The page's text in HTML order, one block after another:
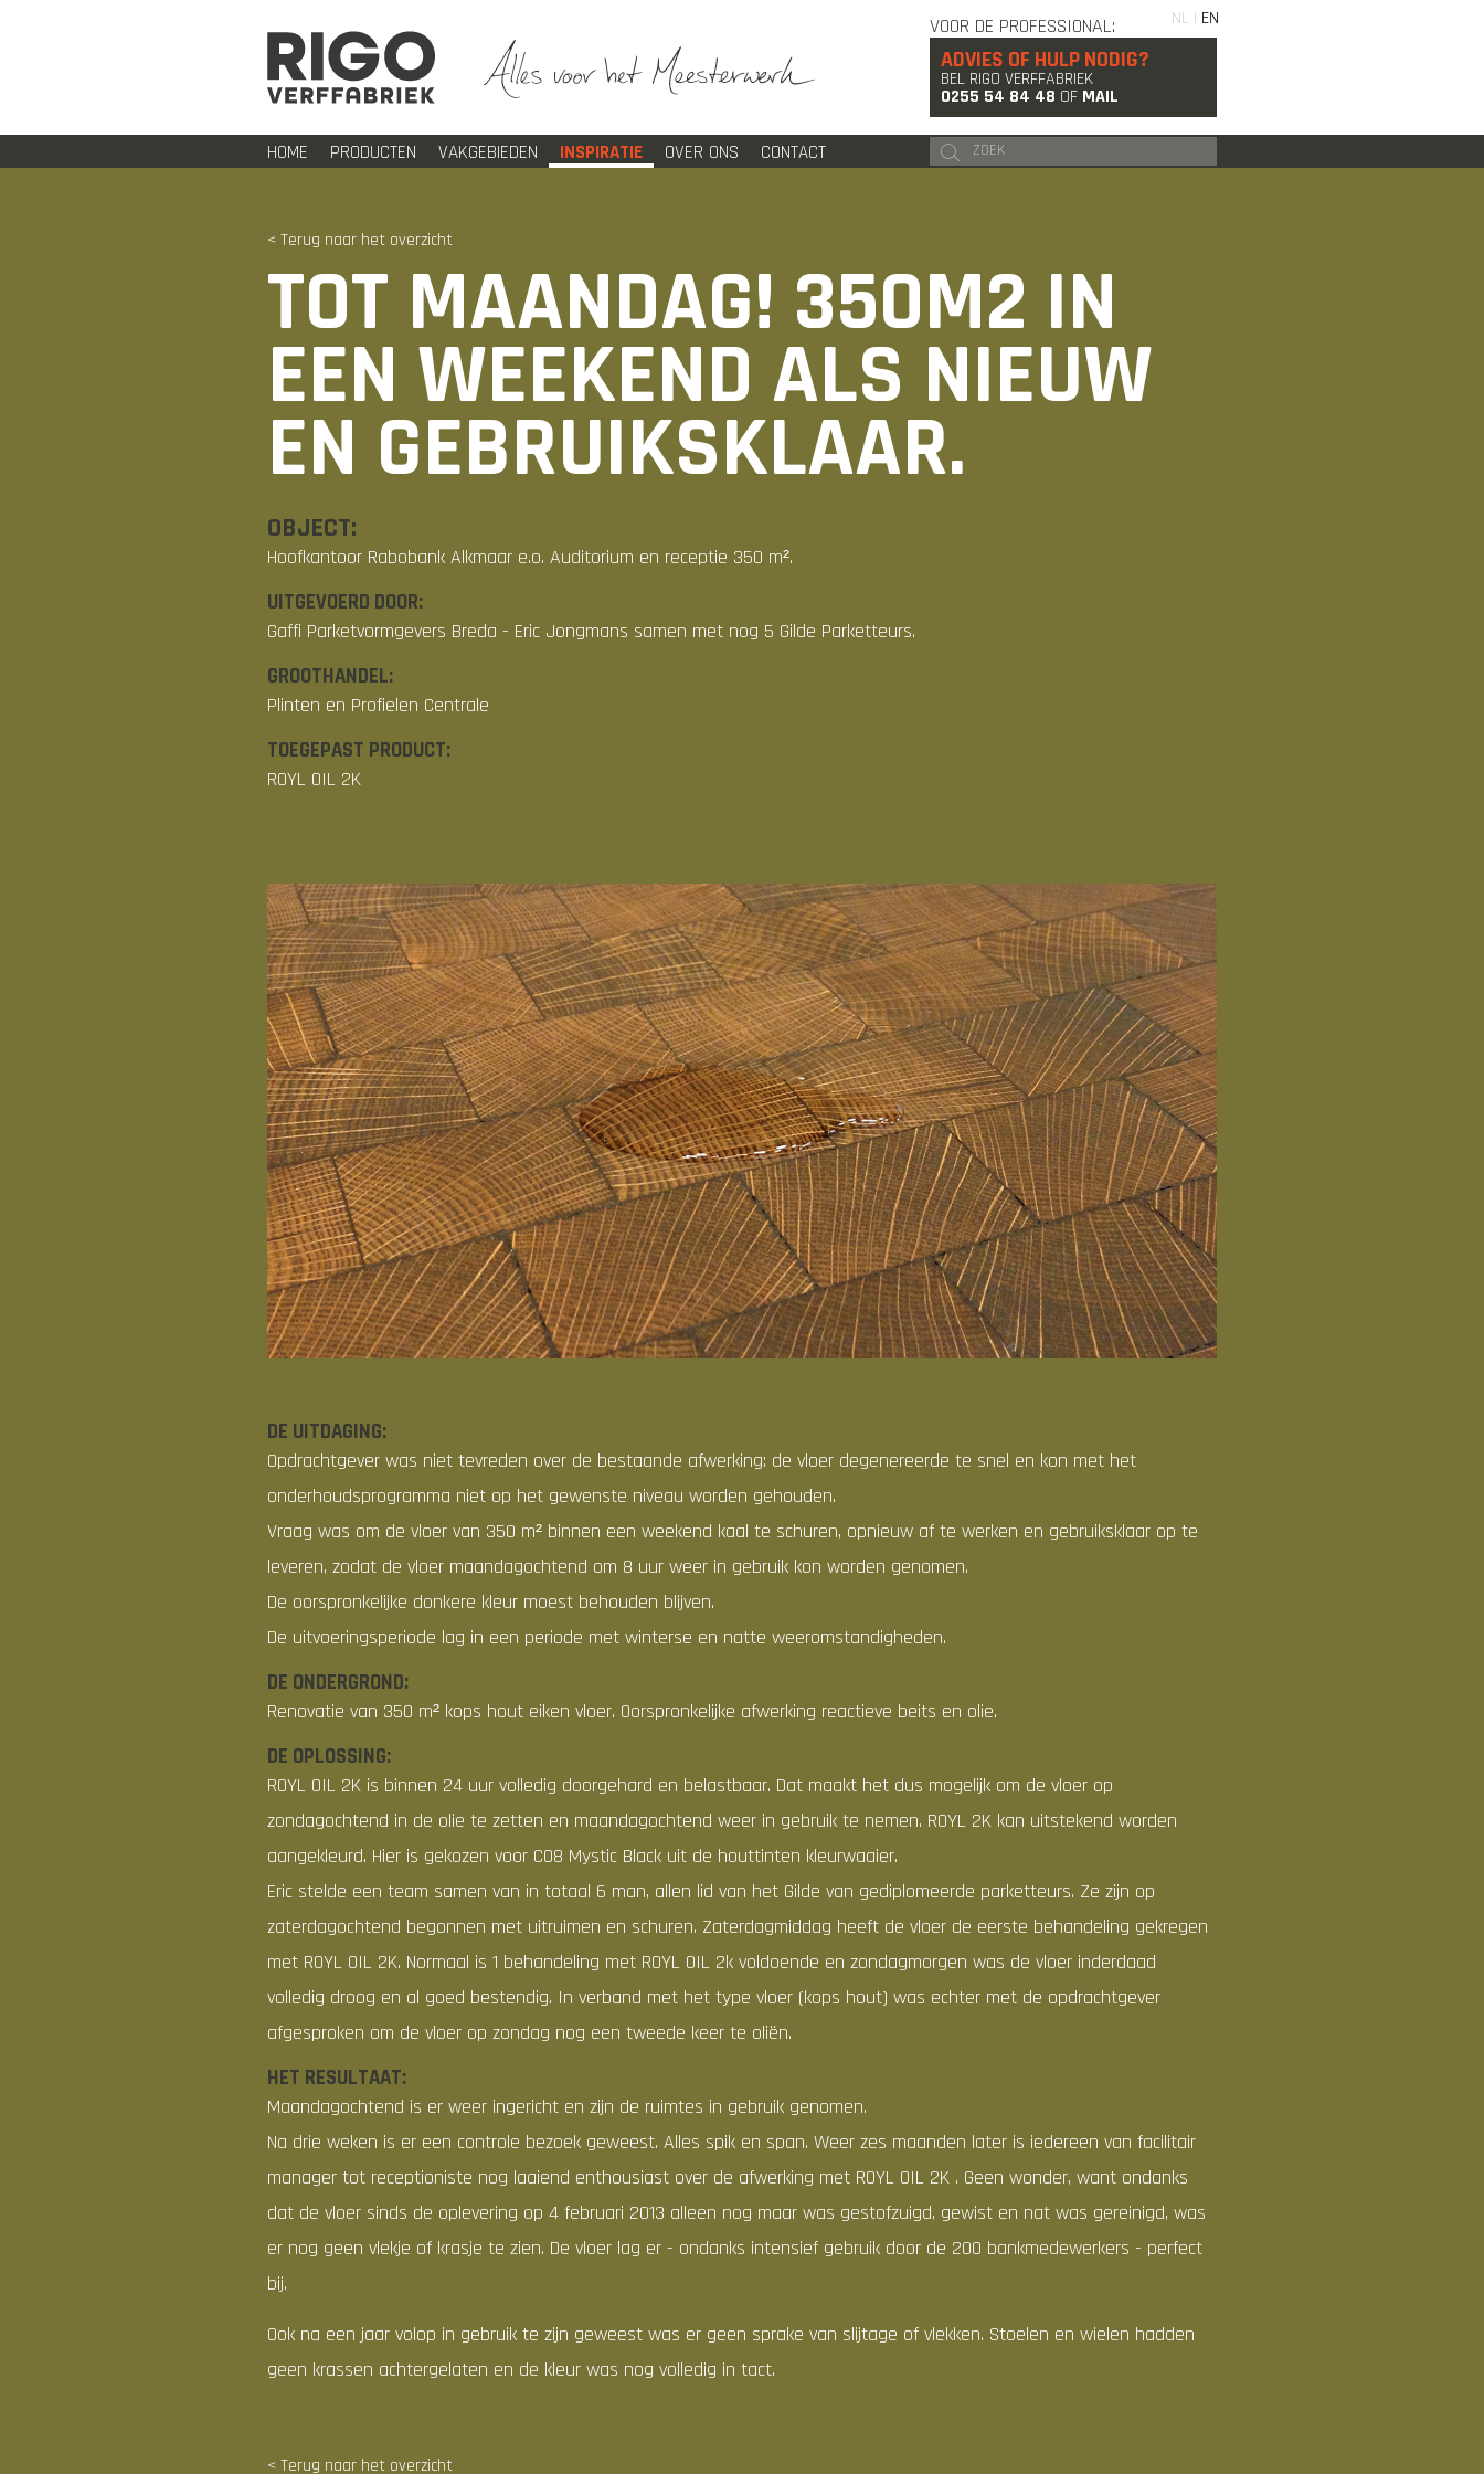
NL | EN
VOOR DE PROFESSIONAL:
ADVIES OF HULP NODIG?
BEL RIGO VERFFABRIEK
0255 54 84 48 OF MAIL
HOME PRODUCTEN VAKGEBIEDEN INSPIRATIE OVER ONS CONTACT
< Terug naar het overzicht
TOT MAANDAG! 350M2 IN
EEN WEEKEND ALS NIEUW
EN GEBRUIKSKLAAR.
OBJECT:
Hoofkantoor Rabobank Alkmaar e.o. Auditorium en receptie 350 m².
UITGEVOERD DOOR:
Gaffi Parketvormgevers Breda - Eric Jongmans samen met nog 5 Gilde Parketteurs.
GROOTHANDEL:
Plinten en Profielen Centrale
TOEGEPAST PRODUCT:
ROYL OIL 2K
DE UITDAGING:
Opdrachtgever was niet tevreden over de bestaande afwerking: de vloer degenereerde te snel en kon met het
onderhoudsprogramma niet op het gewenste niveau worden gehouden.
Vraag was om de vloer van 350 m² binnen een weekend kaal te schuren, opnieuw af te werken en gebruiksklaar op te
leveren, zodat de vloer maandagochtend om 8 uur weer in gebruik kon worden genomen.
De oorspronkelijke donkere kleur moest behouden blijven.
De uitvoeringsperiode lag in een periode met winterse en natte weeromstandigheden.
DE ONDERGROND:
Renovatie van 350 m² kops hout eiken vloer. Oorspronkelijke afwerking reactieve beits en olie.
DE OPLOSSING:
ROYL OIL 2K is binnen 24 uur volledig doorgehard en belastbaar. Dat maakt het dus mogelijk om de vloer op
zondagochtend in de olie te zetten en maandagochtend weer in gebruik te nemen. ROYL 2K kan uitstekend worden
aangekleurd. Hier is gekozen voor C08 Mystic Black uit de houttinten kleurwaaier.
Eric stelde een team samen van in totaal 6 man, allen lid van het Gilde van gediplomeerde parketteurs. Ze zijn op
zaterdagochtend begonnen met uitruimen en schuren. Zaterdagmiddag heeft de vloer de eerste behandeling gekregen
met ROYL OIL 2K. Normaal is 1 behandeling met ROYL OIL 2k voldoende en zondagmorgen was de vloer inderdaad
volledig droog en al goed bestendig. In verband met het type vloer (kops hout) was echter met de opdrachtgever
afgesproken om de vloer op zondag nog een tweede keer te oliën.
HET RESULTAAT:
Maandagochtend is er weer ingericht en zijn de ruimtes in gebruik genomen.
Na drie weken is er een controle bezoek geweest. Alles spik en span. Weer zes maanden later is iedereen van facilitair
manager tot receptioniste nog laaiend enthousiast over de afwerking met ROYL OIL 2K . Geen wonder, want ondanks
dat de vloer sinds de oplevering op 4 februari 2013 alleen nog maar was gestofzuigd, gewist en nat was gereinigd, was
er nog geen vlekje of krasje te zien. De vloer lag er - ondanks intensief gebruik door de 200 bankmedewerkers - perfect
bij.
Ook na een jaar volop in gebruik te zijn geweest was er geen sprake van slijtage of vlekken. Stoelen en wielen hadden
geen krassen achtergelaten en de kleur was nog volledig in tact.
< Terug naar het overzicht